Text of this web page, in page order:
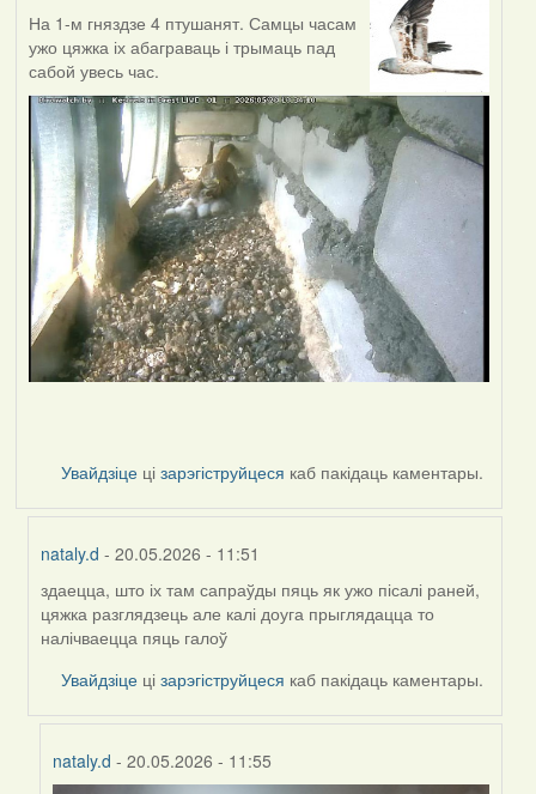
На 1-м гняздзе 4 птушанят. Самцы часам
ужо цяжка іх абаграваць і трымаць пад
сабой увесь час.
Увайдзіце цізарэгіструйцеся каб пакідаць каментары.
nataly.d - 20.05.2026 - 11:51
In
reply
to
здаецца, што іх там сапраўды пяць як ужо пісалі раней,
цяжка разглядзець але калі доуга прыглядацца то
налічваецца пяць галоў
Увайдзіце цізарэгіструйцеся каб пакідаць каментары.
nataly.d - 20.05.2026 - 11:55